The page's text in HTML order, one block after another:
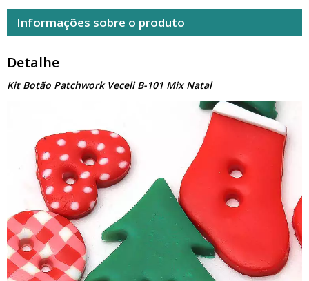
Informações sobre o produto
Detalhe
Kit Botão Patchwork Veceli B-101 Mix Natal